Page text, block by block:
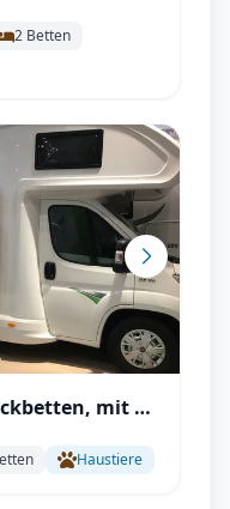
AHK
2 Betten
Haustiere